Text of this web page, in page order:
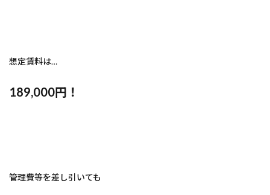
想定賃料は…
189,000円！
管理費等を差し引いても